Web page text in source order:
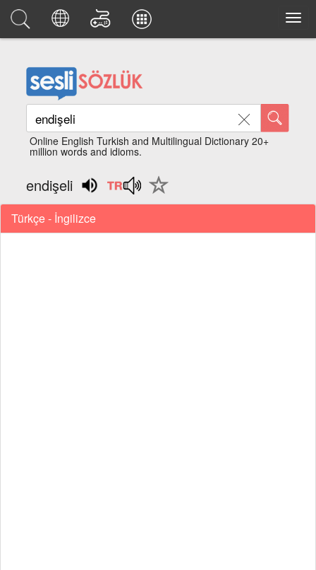
Online English Turkish and Multilingual Dictionary 20+
million words and idioms.
endişeli
Türkçe - İngilizce